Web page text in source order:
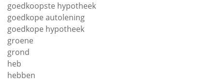
goedkoopste hypotheek
goedkope autolening
goedkope hypotheek
groene
grond
heb
hebben